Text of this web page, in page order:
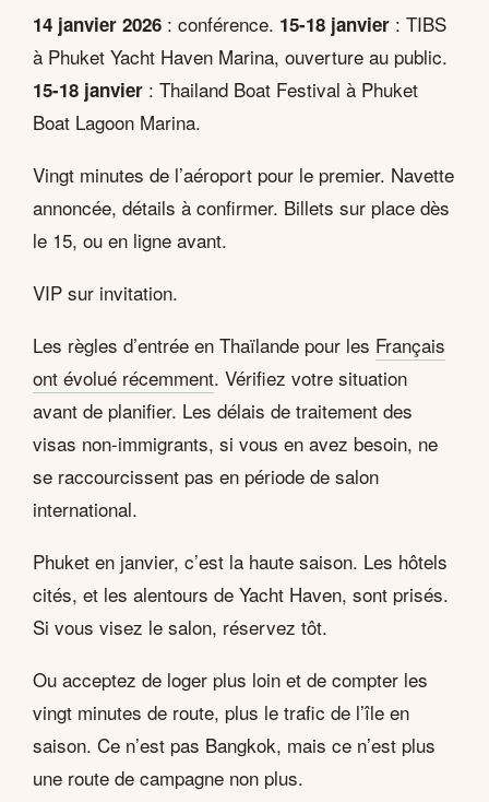
14 janvier 2026 : conférence. 15-18 janvier : TIBS
à Phuket Yacht Haven Marina, ouverture au public.
15-18 janvier : Thailand Boat Festival à Phuket
Boat Lagoon Marina.
Vingt minutes de l’aéroport pour le premier. Navette
annoncée, détails à confirmer. Billets sur place dès
le 15, ou en ligne avant.
VIP sur invitation.
Les règles d’entrée en Thaïlande pour les Français
ont évolué récemment. Vérifiez votre situation
avant de planifier. Les délais de traitement des
visas non-immigrants, si vous en avez besoin, ne
se raccourcissent pas en période de salon
international.
Phuket en janvier, c’est la haute saison. Les hôtels
cités, et les alentours de Yacht Haven, sont prisés.
Si vous visez le salon, réservez tôt.
Ou acceptez de loger plus loin et de compter les
vingt minutes de route, plus le trafic de l’île en
saison. Ce n’est pas Bangkok, mais ce n’est plus
une route de campagne non plus.